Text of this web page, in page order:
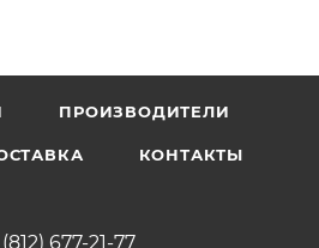
ПРОИЗВОДИТЕЛИ
КОНТАКТЫ
677-21-77